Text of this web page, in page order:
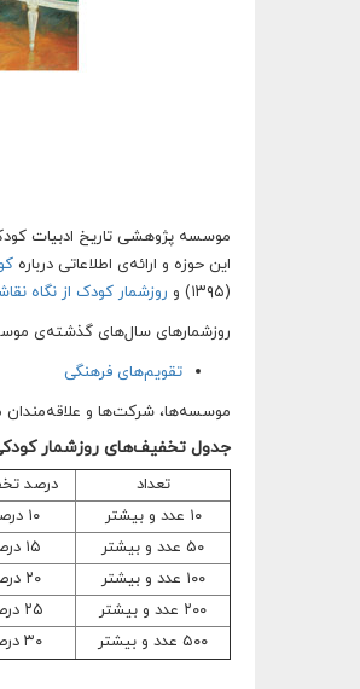
این حوزه و ارائه‌ی اطلاعاتی درباره‌
(۱۳۹۵) و
روزشمار کودک از نگاه
روزشمارهای سال‌های گذشته‌ی
تقویم‌های فرهنگی
موسسه‌ها، شرکت‌ها و علاقه‌مندان می‌توانند
جدول تخفیف‌های روزشمار کودکی
تعداد درصد
۱۰ عدد و بیشتر
۱۰ درصد
۵۰ عدد و بیشتر
۱۵ درصد
۱۰۰ عدد و بیشتر
۲۰ درصد
۲۰۰ عدد و بیشتر
۲۵ درصد
۵۰۰ عدد و بیشتر
۳۰ درصد